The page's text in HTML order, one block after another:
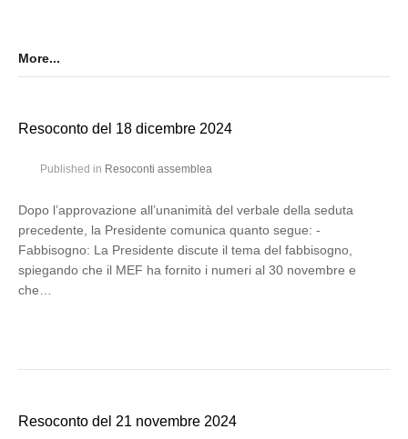
More...
Resoconto del 18 dicembre 2024
Published in Resoconti assemblea
Dopo l’approvazione all’unanimità del verbale della seduta
precedente, la Presidente comunica quanto segue: -
Fabbisogno: La Presidente discute il tema del fabbisogno,
spiegando che il MEF ha fornito i numeri al 30 novembre e
che…
Resoconto del 21 novembre 2024